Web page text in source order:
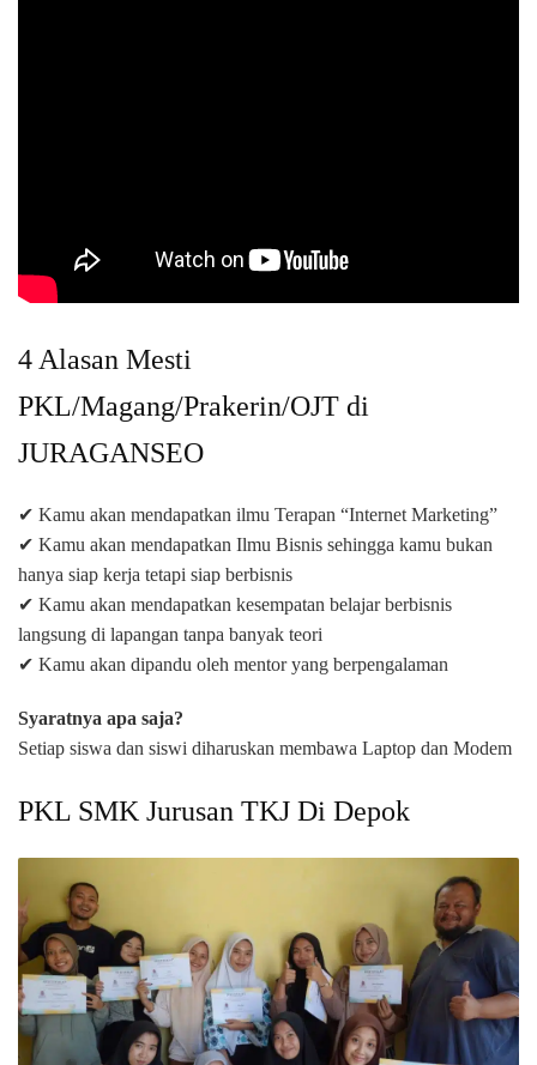
4 Alasan Mesti
PKL/Magang/Prakerin/OJT di
JURAGANSEO
✔ Kamu akan mendapatkan ilmu Terapan “Internet Marketing”
✔ Kamu akan mendapatkan Ilmu Bisnis sehingga kamu bukan
hanya siap kerja tetapi siap berbisnis
✔ Kamu akan mendapatkan kesempatan belajar berbisnis
langsung di lapangan tanpa banyak teori
✔ Kamu akan dipandu oleh mentor yang berpengalaman
Syaratnya apa saja?
Setiap siswa dan siswi diharuskan membawa Laptop dan Modem
PKL SMK Jurusan TKJ Di Depok